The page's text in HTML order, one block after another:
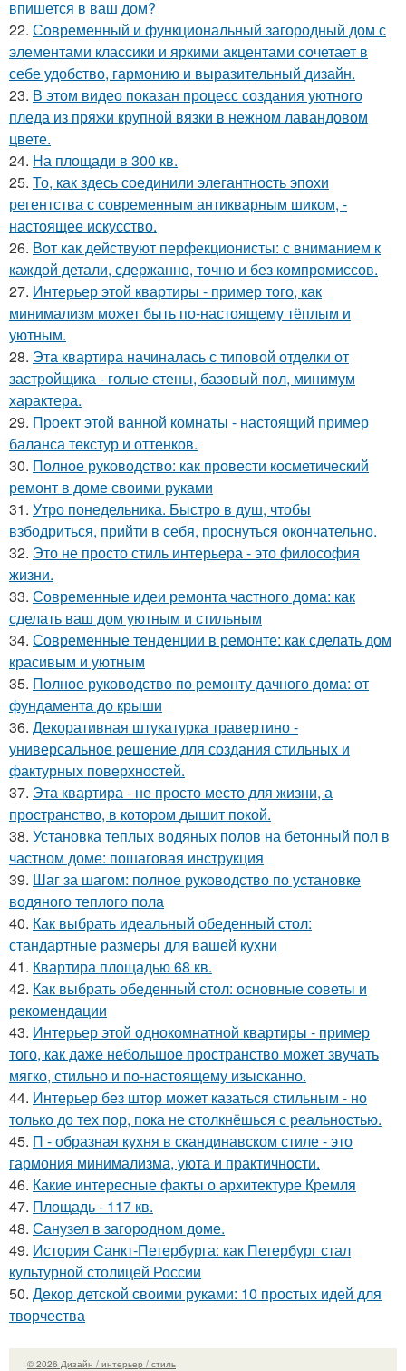
впишется в ваш дом?
22. Современный и функциональный загородный дом с
элементами классики и яркими акцентами сочетает в
себе удобство, гармонию и выразительный дизайн.
23. В этом видео показан процесс создания уютного
пледа из пряжи крупной вязки в нежном лавандовом
цвете.
24. На площади в 300 кв.
25. То, как здесь соединили элегантность эпохи
регентства с современным антикварным шиком, -
настоящее искусство.
26. Вот как действуют перфекционисты: с вниманием к
каждой детали, сдержанно, точно и без компромиссов.
27. Интерьер этой квартиры - пример того, как
минимализм может быть по-настоящему тёплым и
уютным.
28. Эта квартира начиналась с типовой отделки от
застройщика - голые стены, базовый пол, минимум
характера.
29. Проект этой ванной комнаты - настоящий пример
баланса текстур и оттенков.
30. Полное руководство: как провести косметический
ремонт в доме своими руками
31. Утро понедельника. Быстро в душ, чтобы
взбодриться, прийти в себя, проснуться окончательно.
32. Это не просто стиль интерьера - это философия
жизни.
33. Современные идеи ремонта частного дома: как
сделать ваш дом уютным и стильным
34. Современные тенденции в ремонте: как сделать дом
красивым и уютным
35. Полное руководство по ремонту дачного дома: от
фундамента до крыши
36. Декоративная штукатурка травертино -
универсальное решение для создания стильных и
фактурных поверхностей.
37. Эта квартира - не просто место для жизни, а
пространство, в котором дышит покой.
38. Установка теплых водяных полов на бетонный пол в
частном доме: пошаговая инструкция
39. Шаг за шагом: полное руководство по установке
водяного теплого пола
40. Как выбрать идеальный обеденный стол:
стандартные размеры для вашей кухни
41. Квартира площадью 68 кв.
42. Как выбрать обеденный стол: основные советы и
рекомендации
43. Интерьер этой однокомнатной квартиры - пример
того, как даже небольшое пространство может звучать
мягко, стильно и по-настоящему изысканно.
44. Интерьер без штор может казаться стильным - но
только до тех пор, пока не столкнёшься с реальностью.
45. П - образная кухня в скандинавском стиле - это
гармония минимализма, уюта и практичности.
46. Какие интересные факты о архитектуре Кремля
47. Площадь - 117 кв.
48. Санузел в загородном доме.
49. История Санкт-Петербурга: как Петербург стал
культурной столицей России
50. Декор детской своими руками: 10 простых идей для
творчества
© 2026 Дизайн / интерьер / стиль